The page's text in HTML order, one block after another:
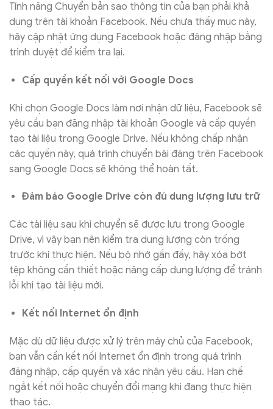
Tính năng Chuyển bản sao thông tin của bạn phải khả
dụng trên tài khoản Facebook. Nếu chưa thấy mục này,
hãy cập nhật ứng dụng Facebook hoặc đăng nhập bằng
trình duyệt để kiểm tra lại.
Cấp quyền kết nối với Google Docs
Khi chọn Google Docs làm nơi nhận dữ liệu, Facebook sẽ
yêu cầu bạn đăng nhập tài khoản Google và cấp quyền
tạo tài liệu trong Google Drive. Nếu không chấp nhận
các quyền này, quá trình chuyển bài đăng trên Facebook
sang Google Docs sẽ không thể hoàn tất.
Đảm bảo Google Drive còn đủ dung lượng lưu trữ
Các tài liệu sau khi chuyển sẽ được lưu trong Google
Drive, vì vậy bạn nên kiểm tra dung lượng còn trống
trước khi thực hiện. Nếu bộ nhớ gần đầy, hãy xóa bớt
tệp không cần thiết hoặc nâng cấp dung lượng để tránh
lỗi khi tạo tài liệu mới.
Kết nối Internet ổn định
Mặc dù dữ liệu được xử lý trên máy chủ của Facebook,
bạn vẫn cần kết nối Internet ổn định trong quá trình
đăng nhập, cấp quyền và xác nhận yêu cầu. Hạn chế
ngắt kết nối hoặc chuyển đổi mạng khi đang thực hiện
thao tác.